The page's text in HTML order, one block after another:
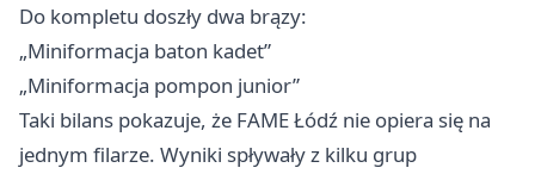
Do kompletu doszły dwa brązy:
„Miniformacja baton kadet”
„Miniformacja pompon junior”
Taki bilans pokazuje, że FAME Łódź nie opiera się na
jednym filarze. Wyniki spływały z kilku grup